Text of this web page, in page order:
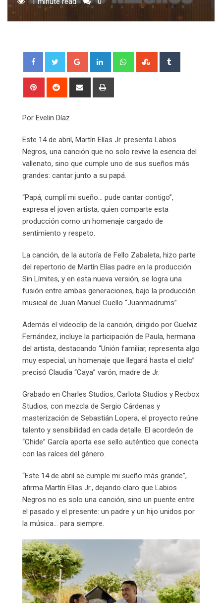
Google+ LinkedIn WhatsappStumbleUpon
Pinterest Reddit
Share
Por Evelin Díaz
Este 14 de abril, Martín Elías Jr. presenta Labios
Negros, una canción que no solo revive la esencia del
vallenato, sino que cumple uno de sus sueños más
grandes: cantar junto a su papá.
“Papá, cumplí mi sueño… pude cantar contigo”,
expresa el joven artista, quien comparte esta
producción como un homenaje cargado de
sentimiento y respeto.
La canción, de la autoría de Fello Zabaleta, hizo parte
del repertorio de Martín Elías padre en la producción
Sin Límites, y en esta nueva versión, se logra una
fusión entre ambas generaciones, bajo la producción
musical de Juan Manuel Cuello “Juanmadrums”.
Además el videoclip de la canción, dirigido por Guelviz
Fernández, incluye la participación de Paula, hermana
del artista, destacando “Unión familiar, representa algo
muy especial, un homenaje que llegará hasta el cielo”
precisó Claudia “Caya” varón, madre de Jr.
Grabado en Charles Studios, Carlota Studios y Recbox
Studios, con mezcla de Sergio Cárdenas y
masterización de Sebastián Lopera, el proyecto reúne
talento y sensibilidad en cada detalle. El acordeón de
“Chide” García aporta ese sello auténtico que conecta
con las raíces del género.
“Este 14 de abril se cumple mi sueño más grande”,
afirma Martín Elías Jr., dejando claro que Labios
Negros no es solo una canción, sino un puente entre
el pasado y el presente: un padre y un hijo unidos por
la música… para siempre.